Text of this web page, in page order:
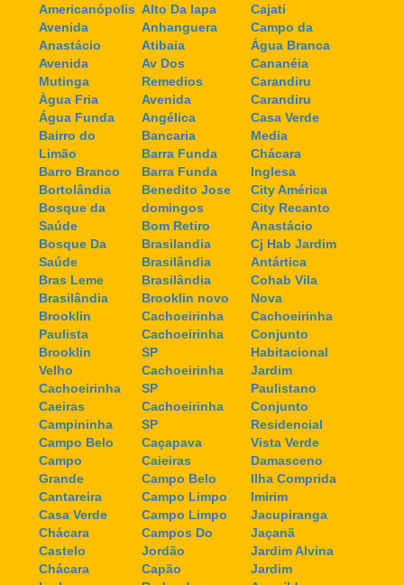
Americanópolis
Avenida
Anastácio
Avenida
Mutinga
Àgua Fria
Água Funda
Bairro do
Limão
Barro Branco
Bortolândia
Bosque da
Saúde
Bosque Da
Saúde
Bras Leme
Brasilândia
Brooklin
Paulista
Brooklin
Velho
Cachoeirinha
Caeiras
Campininha
Campo Belo
Campo
Grande
Cantareira
Casa Verde
Chácara
Castelo
Chácara
Alto Da lapa
Anhanguera
Atibaia
Av Dos
Remedios
Avenida
Angélica
Bancaria
Barra Funda
Barra Funda
Benedito Jose
domingos
Bom Retiro
Brasilandia
Brasilândia
Brasilândia
Brooklin novo
Cachoeirinha
Cachoeirinha
SP
Cachoeirinha
SP
Cachoeirinha
SP
Caçapava
Caieiras
Campo Belo
Campo Limpo
Campo Limpo
Campos Do
Jordão
Capão
Cajati
Campo da
Água Branca
Cananéia
Carandiru
Carandiru
Casa Verde
Media
Chácara
Inglesa
City América
City Recanto
Anastácio
Cj Hab Jardim
Antártica
Cohab Vila
Nova
Cachoeirinha
Conjunto
Habitacional
Jardim
Paulistano
Conjunto
Residencial
Vista Verde
Damasceno
Ilha Comprida
Imirim
Jacupiranga
Jaçanã
Jardim Alvina
Jardim